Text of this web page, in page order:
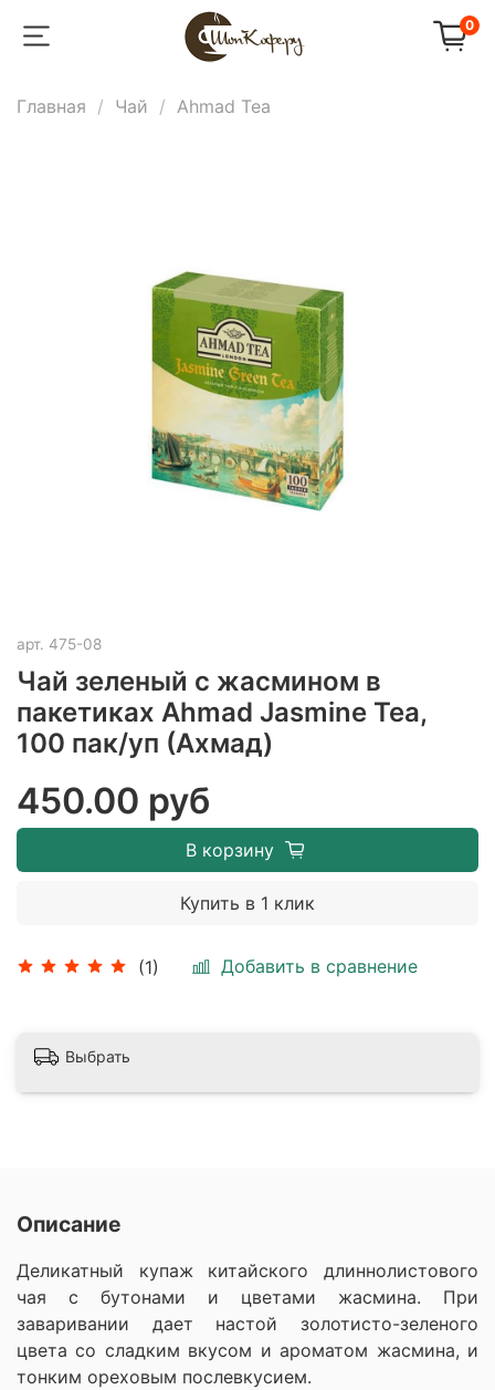
0
Главная Чай Ahmad Tea
арт. 475-08
Чай зеленый с жасмином в
пакетиках Ahmad Jasmine Tea,
100 пак/уп (Ахмад)
(1) Добавить в сравнение
450.00 руб
В корзину
Купить в 1 клик
Выбрать
Описание
Деликатный купаж китайского длиннолистового
чая с бутонами и цветами жасмина. При
заваривании дает настой золотисто-зеленого
цвета со сладким вкусом и ароматом жасмина, и
тонким ореховым послевкусием.